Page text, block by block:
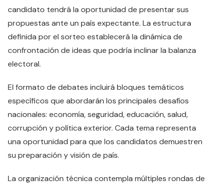
candidato tendrá la oportunidad de presentar sus
propuestas ante un país expectante. La estructura
definida por el sorteo establecerá la dinámica de
confrontación de ideas que podría inclinar la balanza
electoral.
El formato de debates incluirá bloques temáticos
específicos que abordarán los principales desafíos
nacionales: economía, seguridad, educación, salud,
corrupción y política exterior. Cada tema representa
una oportunidad para que los candidatos demuestren
su preparación y visión de país.
La organización técnica contempla múltiples rondas de